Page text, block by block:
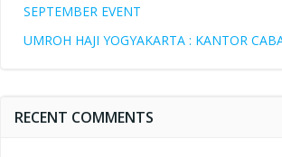
SEPTEMBER EVENT
UMROH HAJI YOGYAKARTA : KANTOR
RECENT COMMENTS